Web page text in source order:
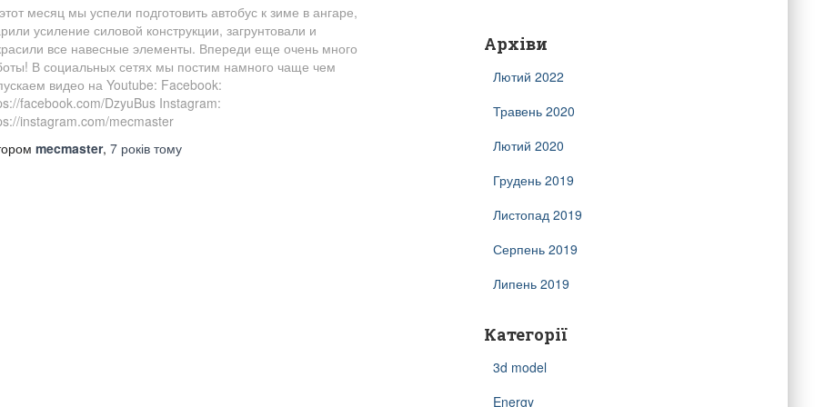
месяц мы успели подготовить автобус к зиме в ангаре,
усиление силовой конструкции, загрунтовали и
все навесные элементы. Впереди еще очень много
В социальных сетях мы постим намного чаще чем
видео на Youtube: Facebook:
facebook.com/DzyuBus Instagram:
instagram.com/mecmaster
mecmaster, 7 років тому
Архіви
Лютий 2022
Травень 2020
Лютий 2020
Грудень 2019
Листопад 2019
Серпень 2019
Липень 2019
Категорії
3d model
Energy